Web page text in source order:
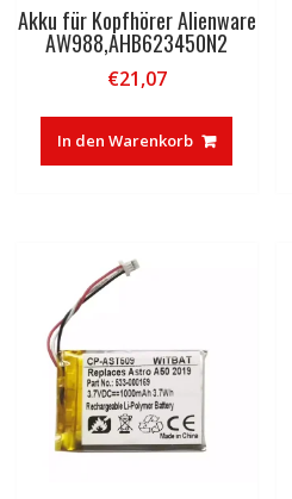
Akku für Kopfhörer Alienware
AW988,AHB623450N2
€21,07
In den Warenkorb